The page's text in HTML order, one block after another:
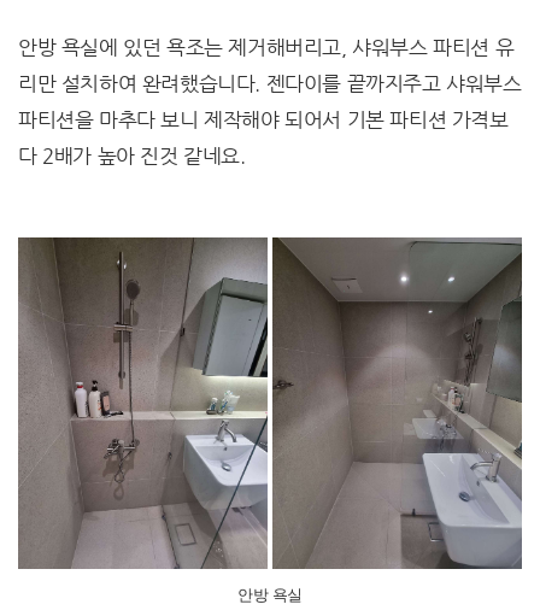
안방 욕실에 있던 욕조는 제거해버리고, 샤워부스 파티션 유
리만 설치하여 완려했습니다. 젠다이를 끝까지주고 샤워부스
파티션을 마추다 보니 제작해야 되어서 기본 파티션 가격보
다 2배가 높아 진것 같네요.
안방 욕실